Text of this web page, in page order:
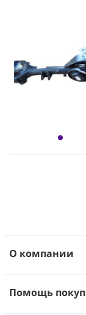
О компании
Помощь